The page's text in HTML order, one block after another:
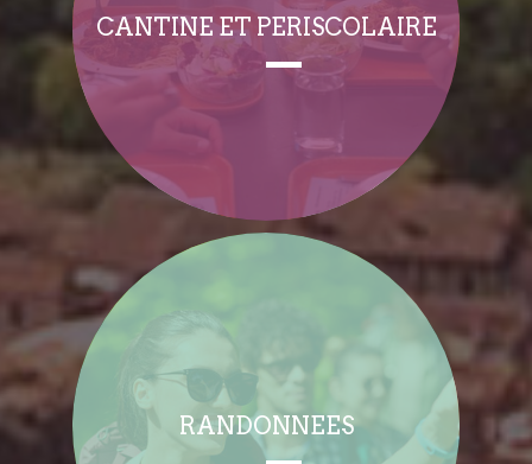
CANTINE ET PERISCOLAIRE
RANDONNEES